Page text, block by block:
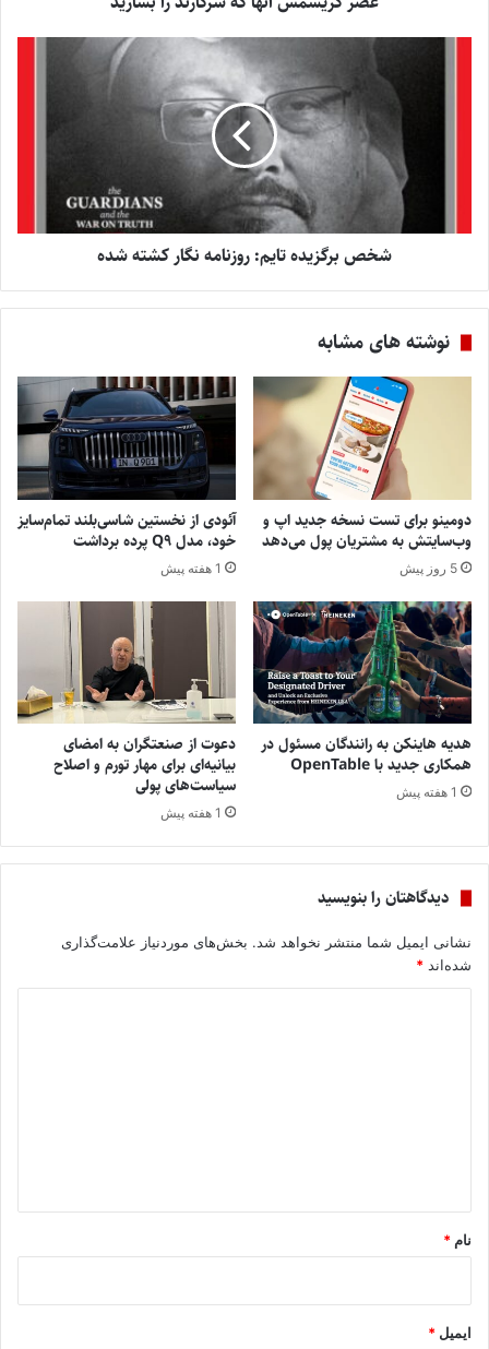
شخص برگزیده تایم: روزنامه نگار کشته شده
نوشته های مشابه
دومینو برای تست نسخه جدید اپ و
وب‌سایتش به مشتریان پول می‌دهد
5 روز پیش
آئودی از نخستین شاسی‌بلند تمام‌سایز
خود، مدل Q9 پرده برداشت
1 هفته پیش
هدیه هاینکن به رانندگان مسئول در
همکاری جدید با OpenTable
1 هفته پیش
دعوت از صنعتگران به امضای
بیانیه‌ای برای مهار تورم و اصلاح
سیاست‌های پولی
1 هفته پیش
دیدگاهتان را بنویسید
نشانی ایمیل شما منتشر نخواهد شد. بخش‌های موردنیاز علامت‌گذاری
شده‌اند *
نام *
ایمیل *